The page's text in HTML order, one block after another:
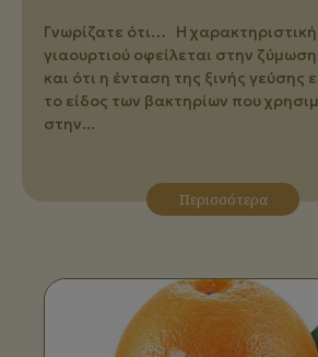
Γνωρίζατε ότι… Η χαρακτηριστική
γιαουρτιού οφείλεται στην
και ότι η ένταση της ξινής γεύσης
το είδος των βακτηρίων που
στην...
Περισσότερα